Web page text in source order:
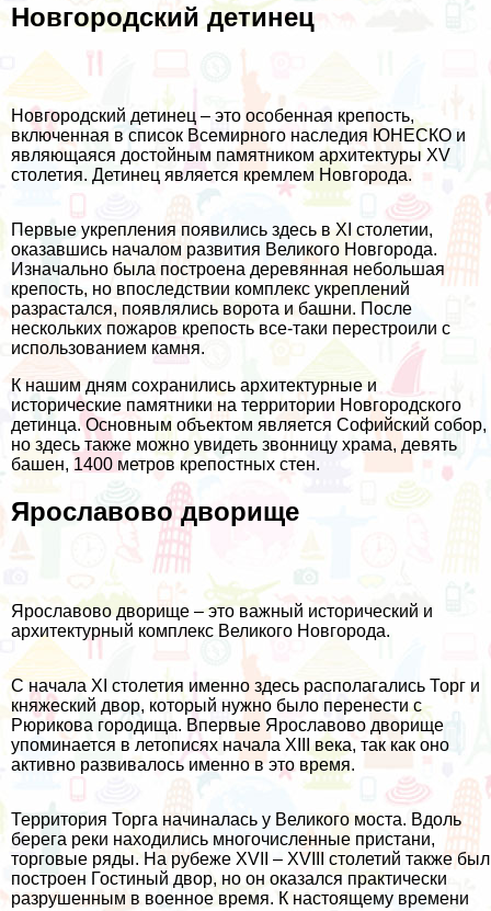
Новгородский детинец
Новгородский детинец – это особенная крепость,
включенная в список Всемирного наследия ЮНЕСКО и
являющаяся достойным памятником архитектуры XV
столетия. Детинец является кремлем Новгорода.
Первые укрепления появились здесь в XI столетии,
оказавшись началом развития Великого Новгорода.
Изначально была построена деревянная небольшая
крепость, но впоследствии комплекс укреплений
разрастался, появлялись ворота и башни. После
нескольких пожаров крепость все-таки перестроили с
использованием камня.
К нашим дням сохранились архитектурные и
исторические памятники на территории Новгородского
детинца. Основным объектом является Софийский собор,
но здесь также можно увидеть звонницу храма, девять
башен, 1400 метров крепостных стен.
Ярославово дворище
Ярославово дворище – это важный исторический и
архитектурный комплекс Великого Новгорода.
С начала XI столетия именно здесь располагались Торг и
княжеский двор, который нужно было перенести с
Рюрикова городища. Впервые Ярославово дворище
упоминается в летописях начала XIII века, так как оно
активно развивалось именно в это время.
Территория Торга начиналась у Великого моста. Вдоль
берега реки находились многочисленные пристани,
торговые ряды. На рубеже XVII – XVIII столетий также был
построен Гостиный двор, но он оказался практически
разрушенным в военное время. К настоящему времени